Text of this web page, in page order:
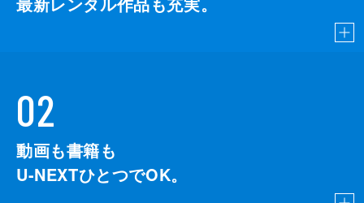
02
動画も書籍も
U-NEXTひとつでOK。